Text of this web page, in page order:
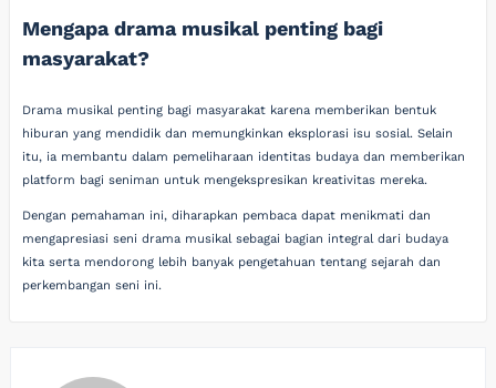
Mengapa drama musikal penting bagi
masyarakat?
Drama musikal penting bagi masyarakat karena memberikan bentuk
hiburan yang mendidik dan memungkinkan eksplorasi isu sosial. Selain
itu, ia membantu dalam pemeliharaan identitas budaya dan memberikan
platform bagi seniman untuk mengekspresikan kreativitas mereka.
Dengan pemahaman ini, diharapkan pembaca dapat menikmati dan
mengapresiasi seni drama musikal sebagai bagian integral dari budaya
kita serta mendorong lebih banyak pengetahuan tentang sejarah dan
perkembangan seni ini.